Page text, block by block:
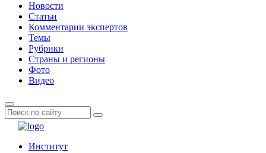
Новости
Статьи
Комментарии экспертов
Темы
Рубрики
Страны и регионы
Фото
Видео
Институт